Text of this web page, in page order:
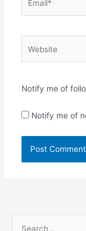
Notify me of
Notify me of